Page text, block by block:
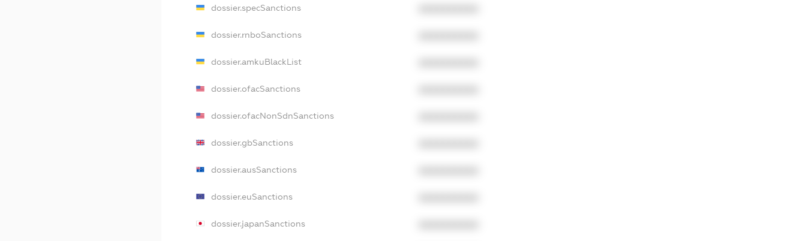
dossier.specSanctions
dossier.rnboSanctions
dossier.amkuBlackList
dossier.ofacSanctions
dossier.ofacNonSdnSanctions
dossier.gbSanctions
dossier.ausSanctions
dossier.euSanctions
dossier.japanSanctions